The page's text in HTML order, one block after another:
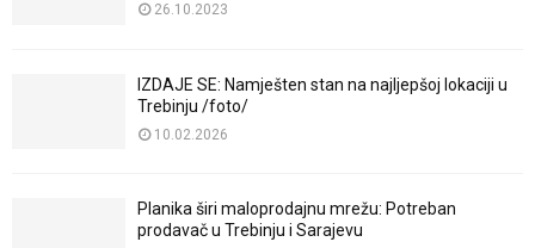
26.10.2023
IZDAJE SE: Namješten stan na najljepšoj lokaciji u
Trebinju /foto/
10.02.2026
Planika širi maloprodajnu mrežu: Potreban
prodavač u Trebinju i Sarajevu